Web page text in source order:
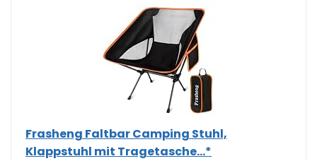
Frasheng Faltbar Camping Stuhl,
Klappstuhl mit Tragetasche...*